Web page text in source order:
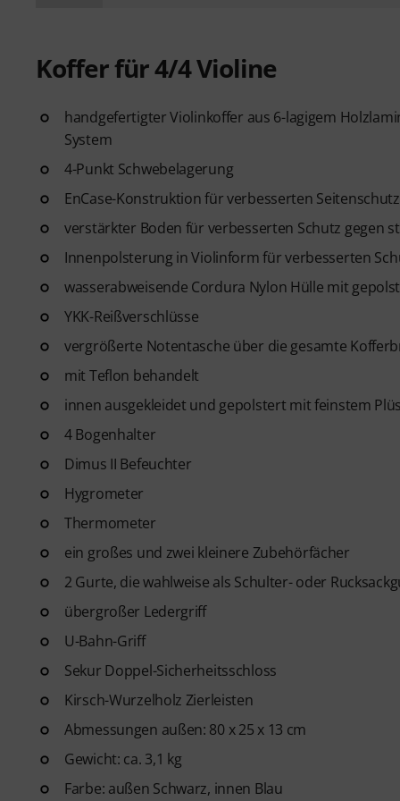
Koffer für 4/4 Violine
handgefertigter Violinkoffer aus 6-lagigem
System
4-Punkt Schwebelagerung
EnCase-Konstruktion für verbesserten Seitenschutz
verstärkter Boden für verbesserten Schutz gegen
Innenpolsterung in Violinform für verbesserten
wasserabweisende Cordura Nylon Hülle mit
YKK-Reißverschlüsse
vergrößerte Notentasche über die gesamte
mit Teflon behandelt
innen ausgekleidet und gepolstert mit feinstem
4 Bogenhalter
Dimus II Befeuchter
Hygrometer
Thermometer
ein großes und zwei kleinere Zubehörfächer
2 Gurte, die wahlweise als Schulter- oder
übergroßer Ledergriff
U-Bahn-Griff
Sekur Doppel-Sicherheitsschloss
Kirsch-Wurzelholz Zierleisten
Abmessungen außen: 80 x 25 x 13 cm
Gewicht: ca. 3,1 kg
Farbe: außen Schwarz, innen Blau